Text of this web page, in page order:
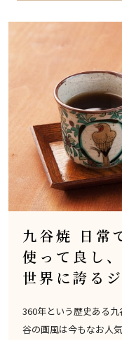
九谷焼 日常
使って良し
世界に誇る
360年という歴史ある
谷の画風は今もなお人